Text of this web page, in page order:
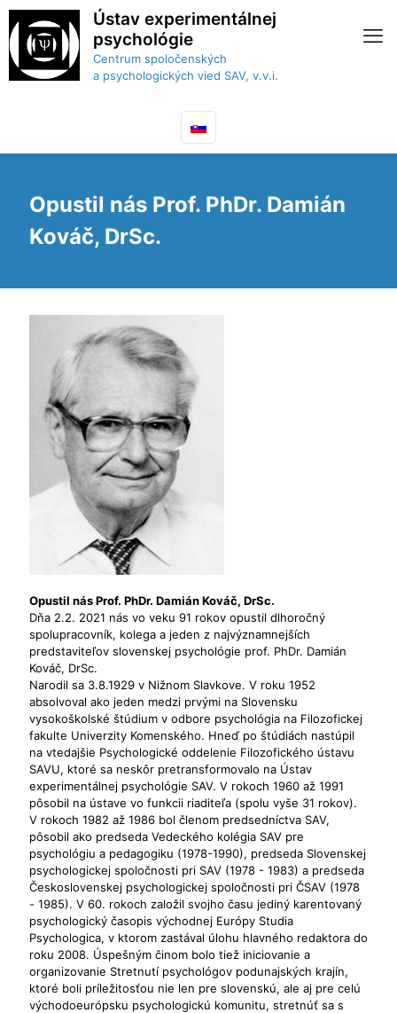
Ústav experimentálnej
psychológie
Centrum spoločenských
a psychologických vied SAV, v.v.i.
Opustil nás Prof. PhDr. Damián
Kováč, DrSc.
Opustil nás Prof. PhDr. Damián Kováč, DrSc.
Dňa 2.2. 2021 nás vo veku 91 rokov opustil dlhoročný
spolupracovník, kolega a jeden z najvýznamnejších
predstaviteľov slovenskej psychológie prof. PhDr. Damián
Kováč, DrSc.
Narodil sa 3.8.1929 v Nižnom Slavkove. V roku 1952
absolvoval ako jeden medzi prvými na Slovensku
vysokoškolské štúdium v odbore psychológia na Filozofickej
fakulte Univerzity Komenského. Hneď po štúdiách nastúpil
na vtedajšie Psychologické oddelenie Filozofického ústavu
SAVU, ktoré sa neskôr pretransformovalo na Ústav
experimentálnej psychológie SAV. V rokoch 1960 až 1991
pôsobil na ústave vo funkcii riaditeľa (spolu vyše 31 rokov).
V rokoch 1982 až 1986 bol členom predsedníctva SAV,
pôsobil ako predseda Vedeckého kolégia SAV pre
psychológiu a pedagogiku (1978-1990), predseda Slovenskej
psychologickej spoločnosti pri SAV (1978 - 1983) a predseda
Československej psychologickej spoločnosti pri ČSAV (1978
- 1985). V 60. rokoch založil svojho času jediný karentovaný
psychologický časopis východnej Európy Studia
Psychologica, v ktorom zastával úlohu hlavného redaktora do
roku 2008. Úspešným činom bolo tiež iniciovanie a
organizovanie Stretnutí psychológov podunajských krajín,
ktoré boli príležitosťou nie len pre slovenskú, ale aj pre celú
východoeurópsku psychologickú komunitu, stretnúť sa s